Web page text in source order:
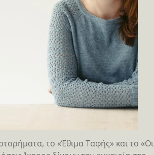
το «Έθιμα Ταφής» και το «Οι